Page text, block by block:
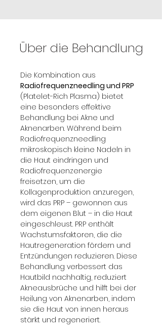
Über die Behandlung
Die Kombination aus
Radiofrequenzneedling und PRP
(Platelet-Rich Plasma) bietet
eine besonders effektive
Behandlung bei Akne und
Aknenarben. Während beim
Radiofrequenzneedling
mikroskopisch kleine Nadeln in
die Haut eindringen und
Radiofrequenzenergie
freisetzen, um die
Kollagenproduktion anzuregen,
wird das PRP – gewonnen aus
dem eigenen Blut – in die Haut
eingeschleust. PRP enthält
Wachstumsfaktoren, die die
Hautregeneration fördern und
Entzündungen reduzieren. Diese
Behandlung verbessert das
Hautbild nachhaltig, reduziert
Akneausbrüche und hilft bei der
Heilung von Aknenarben, indem
sie die Haut von innen heraus
stärkt und regeneriert.